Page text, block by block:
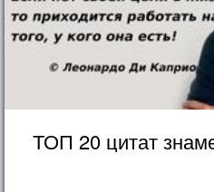
ТОП 20 цитат